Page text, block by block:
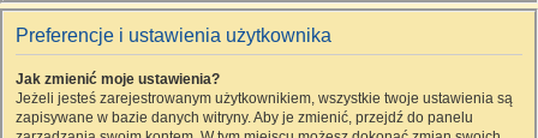
Preferencje i ustawienia użytkownika
Jak zmienić moje ustawienia?
Jeżeli jesteś zarejestrowanym użytkownikiem, wszystkie twoje ustawienia są
zapisywane w bazie danych witryny. Aby je zmienić, przejdź do panelu